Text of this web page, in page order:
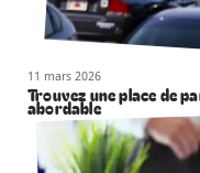
11 mars 2026
Trouvez une place de
abordable